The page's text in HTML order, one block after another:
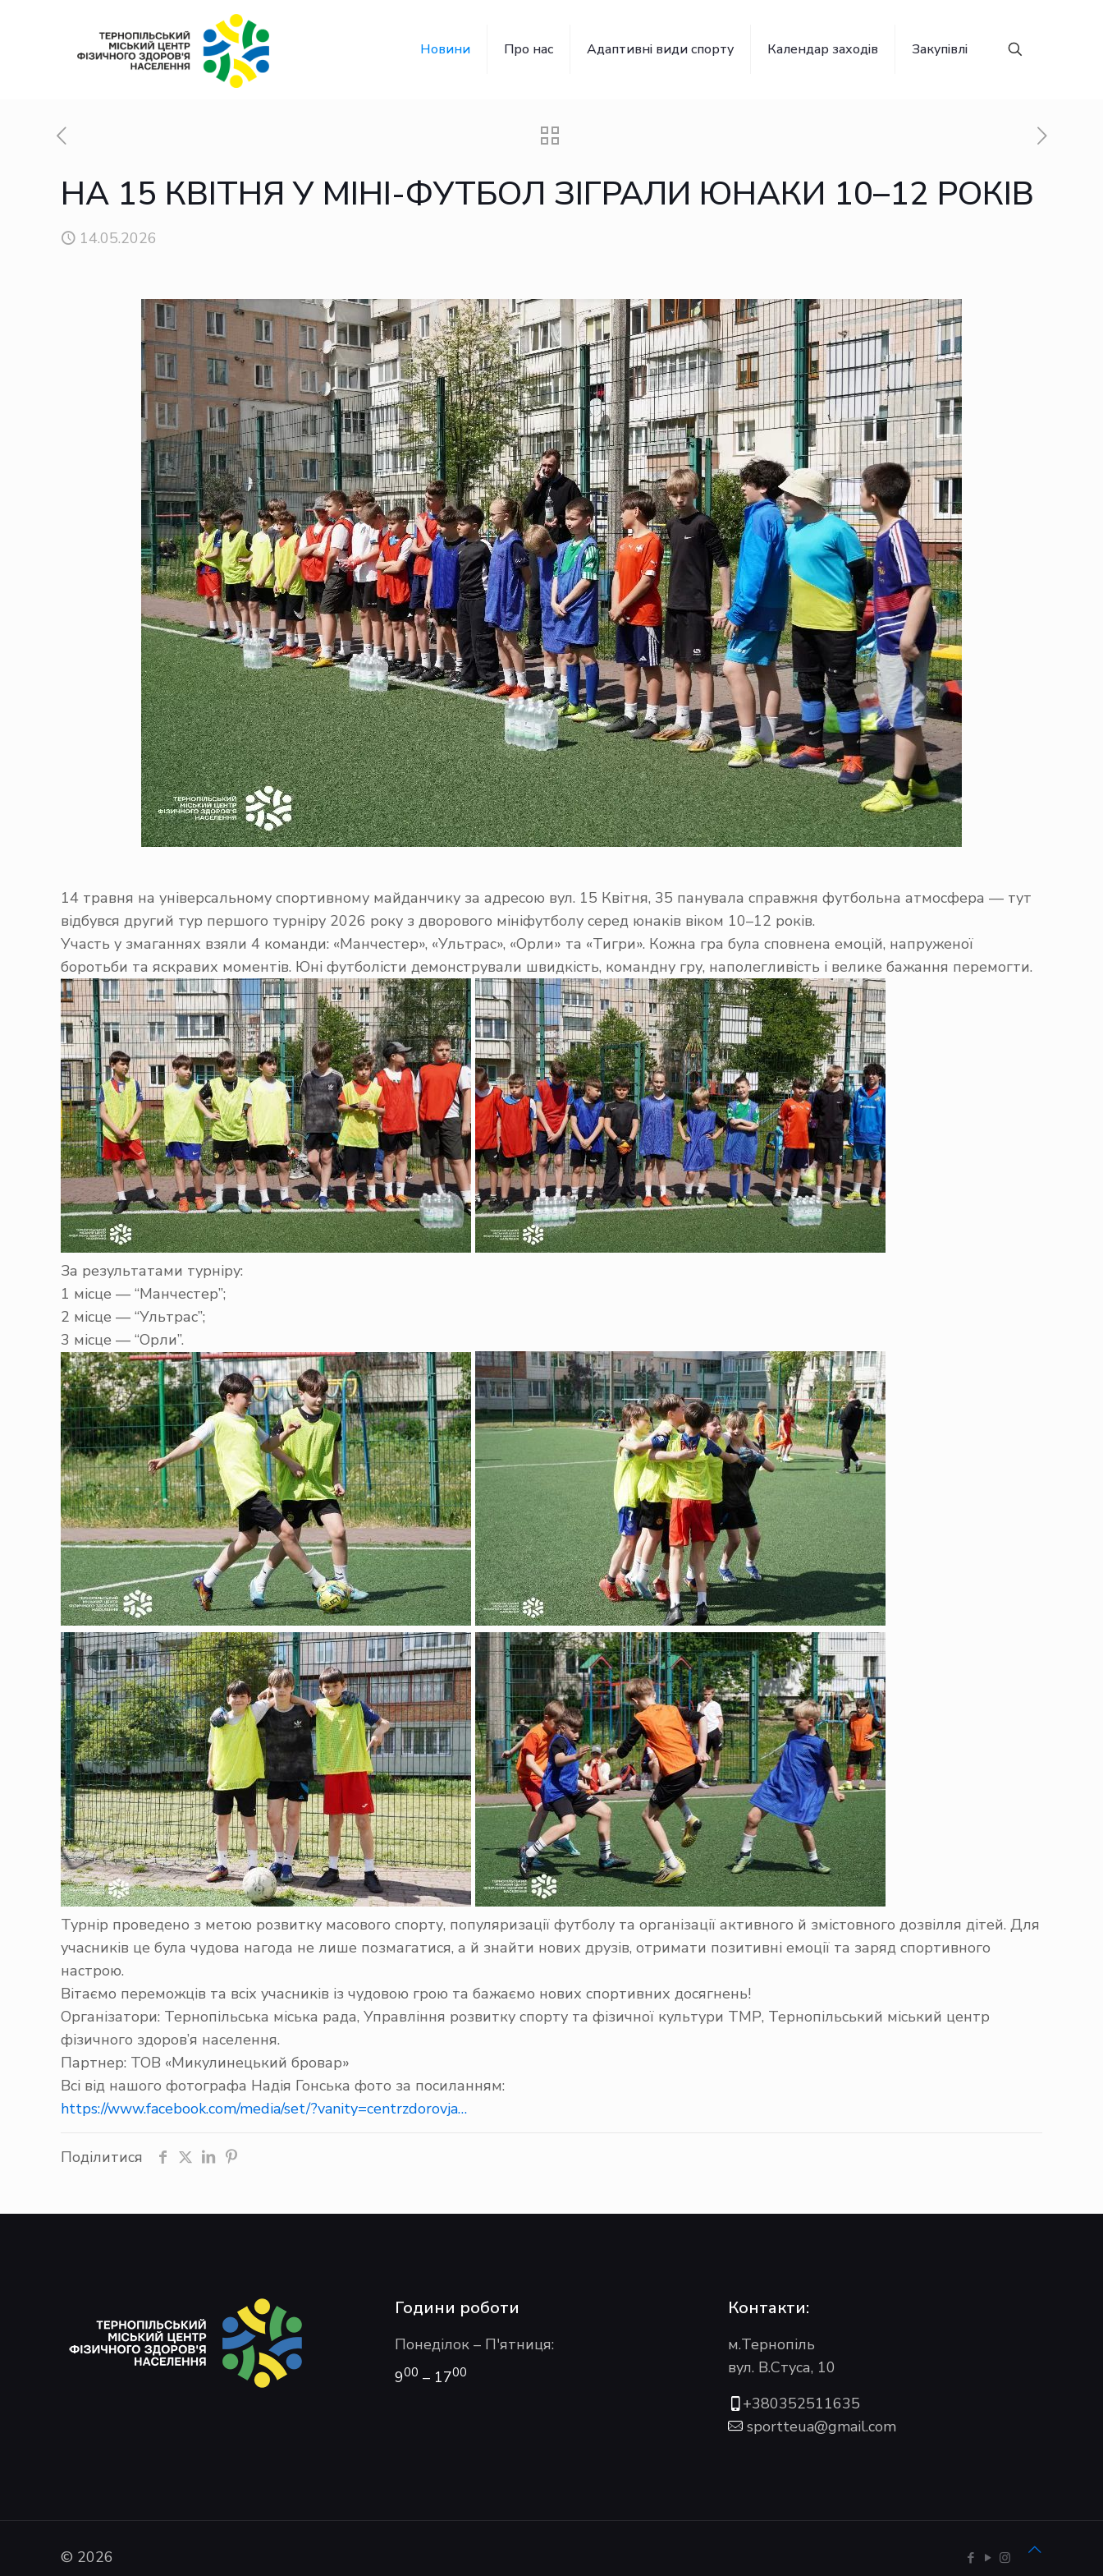
Новини Про нас Адаптивні види спорту Календар заходів Закупівлі
НА 15 КВІТНЯ У МІНІ-ФУТБОЛ ЗІГРАЛИ ЮНАКИ 10–12 РОКІВ
14.05.2026
14 травня на універсальному спортивному майданчику за адресою вул. 15 Квітня, 35 панувала справжня футбольна атмосфера — тут
відбувся другий тур першого турніру 2026 року з дворового мініфутболу серед юнаків віком 10–12 років.
Участь у змаганнях взяли 4 команди: «Манчестер», «Ультрас», «Орли» та «Тигри». Кожна гра була сповнена емоцій, напруженої
боротьби та яскравих моментів. Юні футболісти демонстрували швидкість, командну гру, наполегливість і велике бажання перемогти.
За результатами турніру:
1 місце — “Манчестер”;
2 місце — “Ультрас”;
3 місце — “Орли”.
Турнір проведено з метою розвитку масового спорту, популяризації футболу та організації активного й змістовного дозвілля дітей. Для
учасників це була чудова нагода не лише позмагатися, а й знайти нових друзів, отримати позитивні емоції та заряд спортивного
настрою.
Вітаємо переможців та всіх учасників із чудовою грою та бажаємо нових спортивних досягнень!
Організатори: Тернопільська міська рада,Управління розвитку спорту та фізичної культури ТМР, Тернопільський міський центр
фізичного здоров’я населення.
Партнер: ТОВ «Микулинецький бровар»
Всі від нашого фотографа Надія Гонська фото за посиланням:
https://www.facebook.com/media/set/?vanity=centrzdorovja…
Поділитися
Години роботи
Понеділок – П'ятниця:
900 – 1700
Контакти:
м.Тернопіль
вул. В.Стуса, 10
+380352511635
sportteua@gmail.com
© 2026